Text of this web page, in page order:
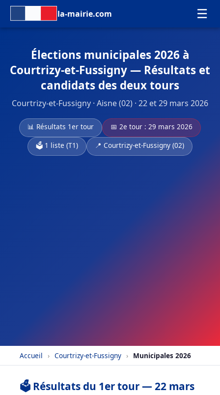
la-mairie.com ☰
Élections municipales 2026 à
Courtrizy-et-Fussigny — Résultats et
candidats des deux tours
Courtrizy-et-Fussigny · Aisne (02) · 22 et 29 mars 2026
📊 Résultats 1er tour
📅 2e tour : 29 mars 2026
🗳️ 1 liste (T1)
📍 Courtrizy-et-Fussigny (02)
Accueil › Courtrizy-et-Fussigny › Municipales 2026
🗳️ Résultats du 1er tour — 22 mars